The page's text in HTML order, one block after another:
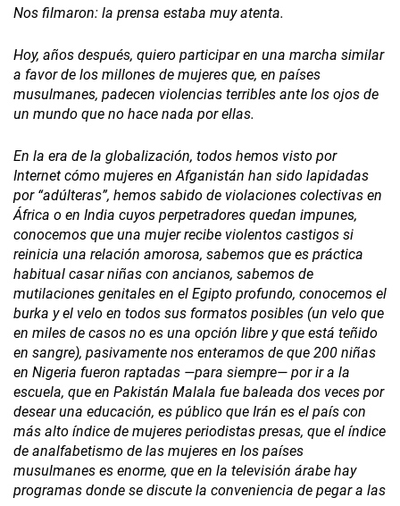
Nos filmaron: la prensa estaba muy atenta.
Hoy, años después, quiero participar en una marcha similar
a favor de los millones de mujeres que, en países
musulmanes, padecen violencias terribles ante los ojos de
un mundo que no hace nada por ellas.
En la era de la globalización, todos hemos visto por
Internet cómo mujeres en Afganistán han sido lapidadas
por “adúlteras”, hemos sabido de violaciones colectivas en
África o en India cuyos perpetradores quedan impunes,
conocemos que una mujer recibe violentos castigos si
reinicia una relación amorosa, sabemos que es práctica
habitual casar niñas con ancianos, sabemos de
mutilaciones genitales en el Egipto profundo, conocemos el
burka y el velo en todos sus formatos posibles (un velo que
en miles de casos no es una opción libre y que está teñido
en sangre), pasivamente nos enteramos de que 200 niñas
en Nigeria fueron raptadas —para siempre— por ir a la
escuela, que en Pakistán Malala fue baleada dos veces por
desear una educación, es público que Irán es el país con
más alto índice de mujeres periodistas presas, que el índice
de analfabetismo de las mujeres en los países
musulmanes es enorme, que en la televisión árabe hay
programas donde se discute la conveniencia de pegar a las